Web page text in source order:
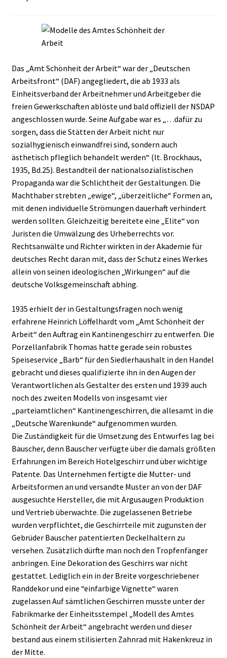
Das „Amt Schönheit der Arbeit“ war der „Deutschen
Arbeitsfront“ (DAF) angegliedert, die ab 1933 als
Einheitsverband der Arbeitnehmer und Arbeitgeber die
freien Gewerkschaften ablöste und bald offiziell der NSDAP
angeschlossen wurde. Seine Aufgabe war es „…dafür zu
sorgen, dass die Stätten der Arbeit nicht nur
sozialhygienisch einwandfrei sind, sondern auch
ästhetisch pfleglich behandelt werden“ (lt. Brockhaus,
1935, Bd.25). Bestandteil der nationalsozialistischen
Propaganda war die Schlichtheit der Gestaltungen. Die
Machthaber strebten „ewige“, „überzeitliche“ Formen an,
mit denen individuelle Strömungen dauerhaft verhindert
werden sollten. Gleichzeitig bereitete eine „Elite“ von
Juristen die Umwälzung des Urheberrechts vor.
Rechtsanwälte und Richter wirkten in der Akademie für
deutsches Recht daran mit, dass der Schutz eines Werkes
allein von seinen ideologischen „Wirkungen“ auf die
deutsche Volksgemeinschaft abhing.
1935 erhielt der in Gestaltungsfragen noch wenig
erfahrene Heinrich Löffelhardt vom „Amt Schönheit der
Arbeit“ den Auftrag ein Kantinengeschirr zu entwerfen. Die
Porzellanfabrik Thomas hatte gerade sein robustes
Speiseservice „Barb“ für den Siedlerhaushalt in den Handel
gebracht und dieses qualifizierte ihn in den Augen der
Verantwortlichen als Gestalter des ersten und 1939 auch
noch des zweiten Modells von insgesamt vier
„parteiamtlichen“ Kantinengeschirren, die allesamt in die
„Deutsche Warenkunde“ aufgenommen wurden.
Die Zuständigkeit für die Umsetzung des Entwurfes lag bei
Bauscher, denn Bauscher verfügte über die damals größten
Erfahrungen im Bereich Hotelgeschirr und über wichtige
Patente. Das Unternehmen fertigte die Mutter- und
Arbeitsformen an und versandte Muster an von der DAF
ausgesuchte Hersteller, die mit Argusaugen Produktion
und Vertrieb überwachte. Die zugelassenen Betriebe
wurden verpflichtet, die Geschirrteile mit zugunsten der
Gebrüder Bauscher patentierten Deckelhaltern zu
versehen. Zusätzlich dürfte man noch den Tropfenfänger
anbringen. Eine Dekoration des Geschirrs war nicht
gestattet. Lediglich ein in der Breite vorgeschriebener
Randdekor und eine “einfarbige Vignette“ waren
zugelassen Auf sämtlichen Geschirren musste unter der
Fabrikmarke der Einheitsstempel „Modell des Amtes
Schönheit der Arbeit“ angebracht werden und dieser
bestand aus einem stilisierten Zahnrad mit Hakenkreuz in
der Mitte.